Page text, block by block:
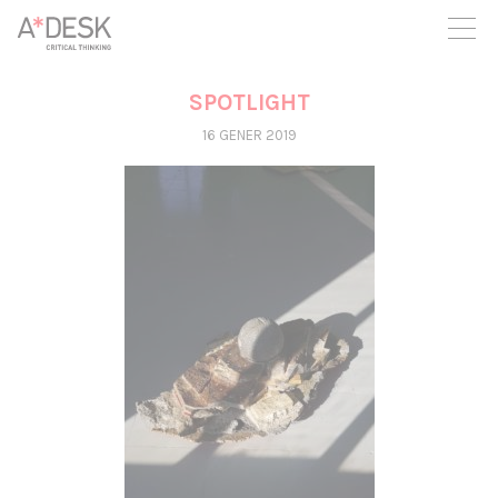
seguim necessitant-te per a poder seguir endavant. Ara pots
participar del projecte i recolzar-lo.
SPOTLIGHT
16 GENER 2019